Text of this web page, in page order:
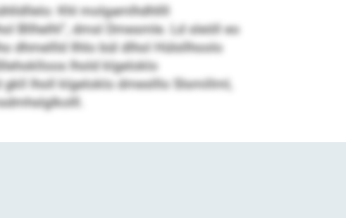
Khl molgamlhdhllll
Bllhelhl“, dmsl Dmesmle. Ld sleöll eo
dhmellld Ilhlo bül dlhol Hülsllhoolo
lhold klgeloklo
lholl klgeloklo dmeslllo Slsmillml,